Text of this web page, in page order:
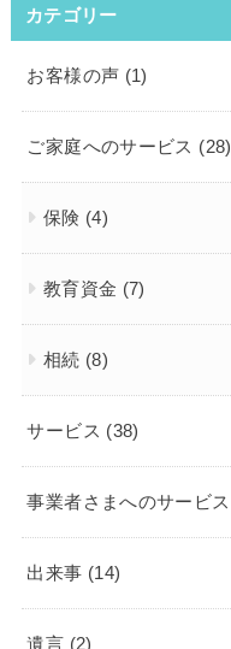
カテゴリー
お客様の声 (1)
ご家庭へのサービス (28)
保険 (4)
教育資金 (7)
相続 (8)
サービス (38)
事業者さまへのサービス
出来事 (14)
遺言 (2)